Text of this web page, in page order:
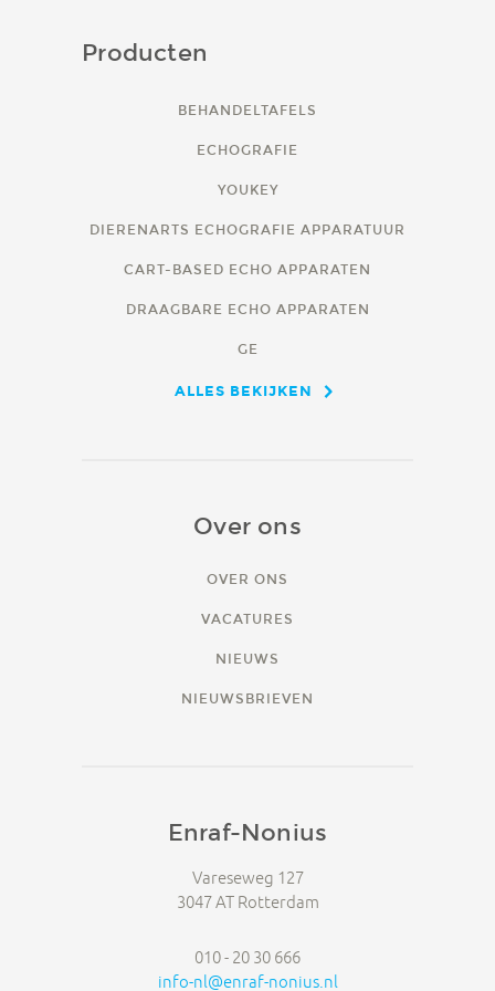
Producten
BEHANDELTAFELS
ECHOGRAFIE
YOUKEY
DIERENARTS ECHOGRAFIE APPARATUUR
CART-BASED ECHO APPARATEN
DRAAGBARE ECHO APPARATEN
GE
ALLES BEKIJKEN
Over ons
OVER ONS
VACATURES
NIEUWS
NIEUWSBRIEVEN
Enraf-Nonius
Vareseweg 127
3047 AT Rotterdam
010 - 20 30 666
info-nl@enraf-nonius.nl